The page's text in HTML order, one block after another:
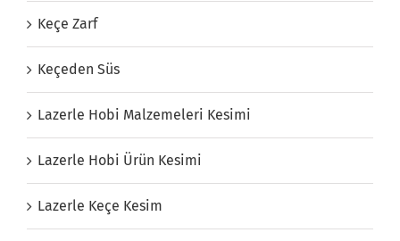
Keçe Zarf
Keçeden Süs
Lazerle Hobi Malzemeleri Kesimi
Lazerle Hobi Ürün Kesimi
Lazerle Keçe Kesim